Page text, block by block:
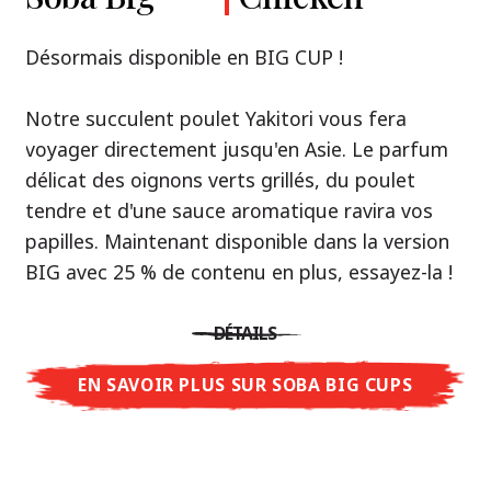
Trois univers de saveurs, un seul objectif : le
vrai ramen de niveau restaurant – sans le
restaurant.
Avec Nissin Ramen Premium, découvrez le
plaisir du ramen japonais comme jamais
Yuzu, épicé et relevé avec Spicy Miso, ou
crémeux et gourmand avec Tonkotsu. Le goût
authentique du restaurant – à savourer chez
Désormais disponible en BIG CUP !
Notre succulent poulet Yakitori vous fera
voyager directement jusqu'en Asie. Le parfum
délicat des oignons verts grillés, du poulet
tendre et d'une sauce aromatique ravira vos
papilles. Maintenant disponible dans la version
BIG avec 25 % de contenu en plus, essayez-la !
DÉTAILS
EN SAVOIR PLUS SUR SOBA BIG CUPS
Notre recommandation: découvrez le goût de
Ramen !
Une soupe ramen qui, comme la cuisine
thaïlandaise elle-même, est synonyme
d'équilibre parfait et d'harmonie gustative.
La saveur de poulet caramélisé combinée aux
expérience gustative asiatique authentique.
DÉTAILS